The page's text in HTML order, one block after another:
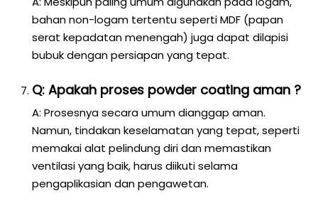
bahan non-logam tertentu seperti MDF (papan
serat kepadatan menengah) juga dapat dilapisi
bubuk dengan persiapan yang tepat.
Q: Apakah proses powder coating aman ?
A: Prosesnya secara umum dianggap aman.
Namun, tindakan keselamatan yang tepat, seperti
memakai alat pelindung diri dan memastikan
ventilasi yang baik, harus diikuti selama
pengaplikasian dan pengawetan.